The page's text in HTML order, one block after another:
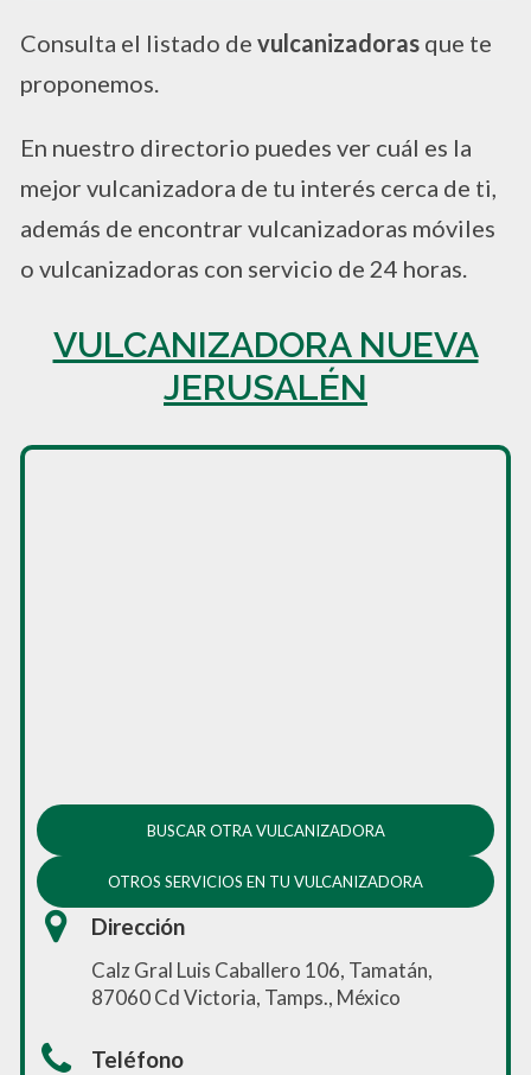
Consulta el listado de vulcanizadoras que te
proponemos.
En nuestro directorio puedes ver cuál es la
mejor vulcanizadora de tu interés cerca de ti,
además de encontrar vulcanizadoras móviles
o vulcanizadoras con servicio de 24 horas.
VULCANIZADORA NUEVA
JERUSALÉN
BUSCAR OTRA VULCANIZADORA
OTROS SERVICIOS EN TU VULCANIZADORA
Dirección
Calz Gral Luis Caballero 106, Tamatán,
87060 Cd Victoria, Tamps., México
Teléfono